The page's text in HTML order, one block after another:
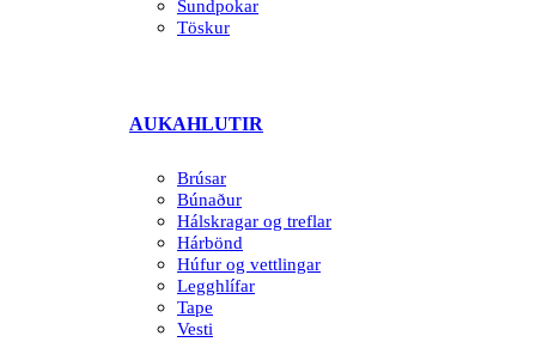
Sundpokar
Töskur
AUKAHLUTIR
Brúsar
Búnaður
Hálskragar og treflar
Hárbönd
Húfur og vettlingar
Legghlífar
Tape
Vesti